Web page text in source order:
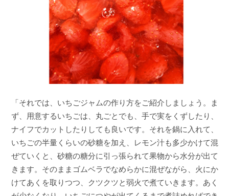
「それでは、いちごジャムの作り方をご紹介しましょう。ま
ず、用意するいちごは、丸ごとでも、手で実をくずしたり、
ナイフでカットしたりしても良いです。それを鍋に入れて、
いちごの半量くらいの砂糖を加え、レモン汁も多少かけて混
ぜていくと、砂糖の糖分に引っ張られて果物から水分が出て
きます。そのままゴムベラでなめらかに混ぜながら、火にか
けてあくを取りつつ、クツクツと弱火で煮ていきます。あく